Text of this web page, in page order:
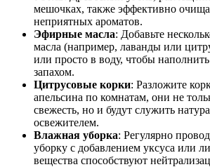
мешочках, также эффективно
неприятных ароматов.
Эфирные масла: Добавьте
масла (например, лаванды или
или просто в воду, чтобы
запахом.
Цитрусовые корки: Разложите
апельсина по комнатам, они не
свежесть, но и будут служить
освежителем.
Влажная уборка: Регулярно
уборку с добавлением уксуса или
вещества способствуют